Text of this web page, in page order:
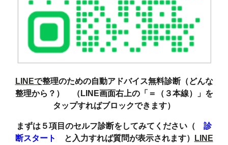
LINEで整理のための自動アドバイス無料診断（どんな
整理から？） （LINE画面右上の「＝（３本線）」を
タップすればブロックできます）
まずは５項目のセルフ診断をしてみてください（ 診
断スタート
と入力すれば質問が表示されます）
LINE